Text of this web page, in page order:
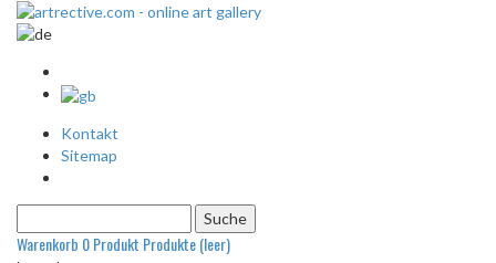
Kontakt
Sitemap
Warenkorb 0Produkt Produkte(leer)